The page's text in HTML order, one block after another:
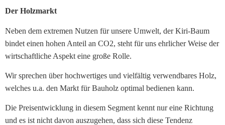
Bonus
genau
dort
sein,
vor
dir.
Der Holzmarkt
Neben dem extremen Nutzen für unsere Umwelt, der Kiri-Baum
bindet einen hohen Anteil an CO2, steht für uns ehrlicher Weise der
wirtschaftliche Aspekt eine große Rolle.
Wir sprechen über hochwertiges und vielfältig verwendbares Holz,
welches u.a. den Markt für Bauholz optimal bedienen kann.
Die Preisentwicklung in diesem Segment kennt nur eine Richtung
und es ist nicht davon auszugehen, dass sich diese Tendenz